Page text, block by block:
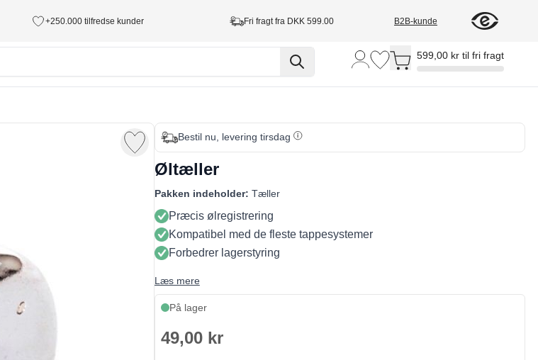
+250.000 tilfredse kunder Fri fragt fra DKK 599.00 B2B-kunde
Toggle minicart, Cart is empty
599,00 kr til fri fragt
Bestil nu, levering tirsdag
Øltæller
Pakken indeholder: Tæller
Præcis ølregistrering
Kompatibel med de fleste tappesystemer
Forbedrer lagerstyring
Læs mere
På lager
49,00 kr